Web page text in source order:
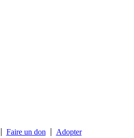
Faire un don Adopter